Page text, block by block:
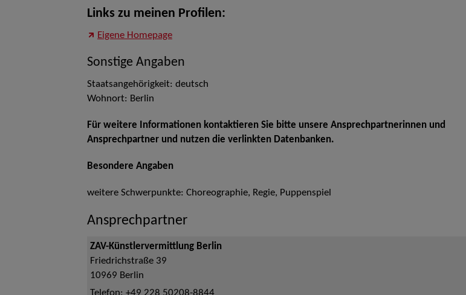
Links zu meinen Profilen:
Eigene Homepage
Sonstige Angaben
Staatsangehörigkeit: deutsch
Wohnort: Berlin
Für weitere Informationen kontaktieren Sie bitte unsere Ansprechpartnerinnen und
Ansprechpartner und nutzen die verlinkten Datenbanken.
Besondere Angaben
weitere Schwerpunkte: Choreographie, Regie, Puppenspiel
Ansprechpartner
ZAV-Künstlervermittlung Berlin
Friedrichstraße 39
10969 Berlin